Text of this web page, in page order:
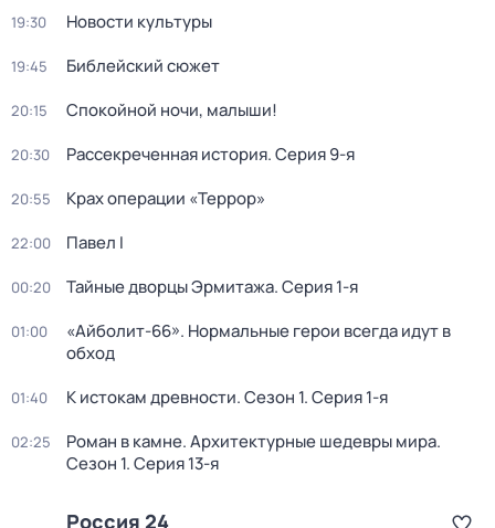
19:30 Новости культуры
19:45 Библейский сюжет
20:15 Спокойной ночи, малыши!
20:30 Рассекреченная история. Серия 9-я
20:55 Крах операции «Террор»
22:00 Павел I
00:20 Тайные дворцы Эрмитажа. Серия 1-я
01:00
«Айболит-66». Нормальные герои всегда идут в
обход
01:40 К истокам древности. Сезон 1. Серия 1-я
02:25 Роман в камне. Архитектурные шедевры мира.
Сезон 1. Серия 13-я
Россия 24